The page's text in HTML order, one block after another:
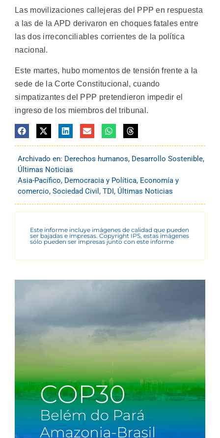
Las movilizaciones callejeras del PPP en respuesta
a las de la APD derivaron en choques fatales entre
las dos irreconciliables corrientes de la política
nacional.
Este martes, hubo momentos de tensión frente a la
sede de la Corte Constitucional, cuando
simpatizantes del PPP pretendieron impedir el
ingreso de los miembros del tribunal.
Archivado en: Derechos humanos, Desarrollo Sostenible,
Últimas Noticias
Asia-Pacífico, Democracia y Política, Economía y
comercio, Sociedad Civil , TDI, Últimas Noticias
Este informe incluye imágenes de calidad que pueden
ser bajadas e impresas. Copyright IPS, estas imágenes
sólo pueden ser impresas junto con este informe